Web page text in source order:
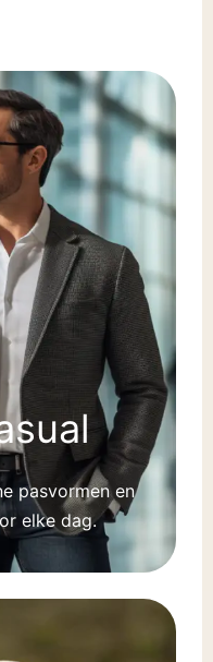
pasvormen en
elke dag.